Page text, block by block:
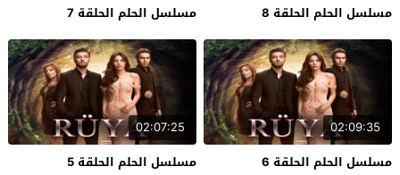
مسلسل الحلم الحلقة 8
مسلسل الحلم الحلقة 7
02:09:35
مسلسل الحلم الحلقة 6
02:07:25
مسلسل الحلم الحلقة 5